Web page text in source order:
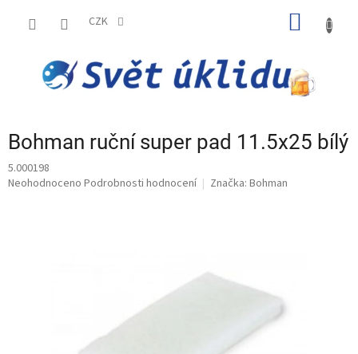
CZK
Bohman ruční super pad 11.5x25 bílý
5.000198
Průměrné
Neohodnoceno Podrobnosti hodnocení Značka: Bohman